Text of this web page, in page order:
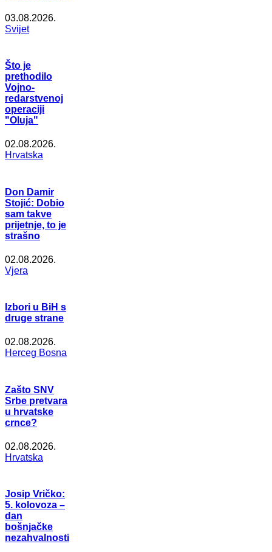
03.08.2026.
Svijet
Što je
prethodilo
Vojno-
redarstvenoj
operaciji
"Oluja"
02.08.2026.
Hrvatska
Don Damir
Stojić: Dobio
sam takve
prijetnje, to je
strašno
02.08.2026.
Vjera
Izbori u BiH s
druge strane
02.08.2026.
Herceg Bosna
Zašto SNV
Srbe pretvara
u hrvatske
crnce?
02.08.2026.
Hrvatska
Josip Vričko:
5. kolovoza –
dan
bošnjačke
nezahvalnosti